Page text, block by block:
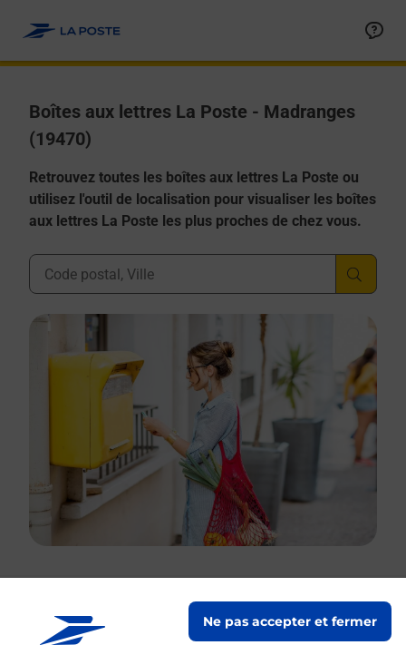
Ne pas accepter et fermer
Boîtes aux lettres La Poste - Madranges
(19470)
Retrouvez toutes les boîtes aux lettres La Poste ou
utilisez l'outil de localisation pour visualiser les boîtes
aux lettres La Poste les plus proches de chez vous.
Ville, Département, Code Postal
Boîte aux lettres La Poste
Le lien s'ouvre dans un nouvel onglet